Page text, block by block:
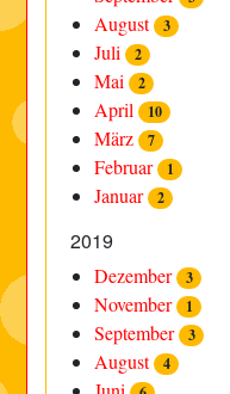
August 3
Juli 2
Mai 2
April 10
März 7
Februar 1
Januar 2
2019
Dezember 3
November 1
September 3
August 4